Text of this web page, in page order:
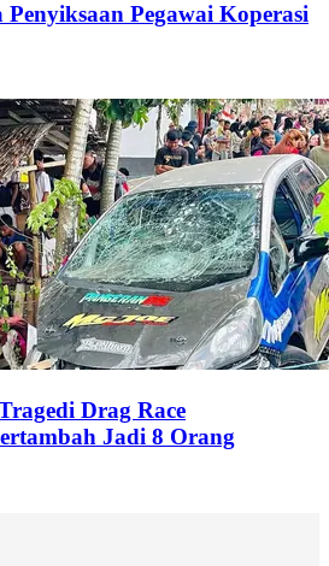
Pegawai Koperasi
Drag Race
Jadi 8 Orang